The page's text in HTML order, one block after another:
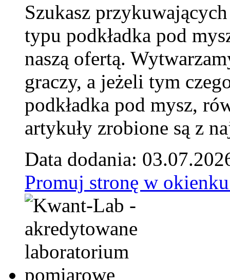
Szukasz
typu podkładka pod
naszą ofertą.
graczy, a jeżeli tym
podkładka pod mysz,
artykuły zrobione są z
Data dodania:
Promuj stronę w